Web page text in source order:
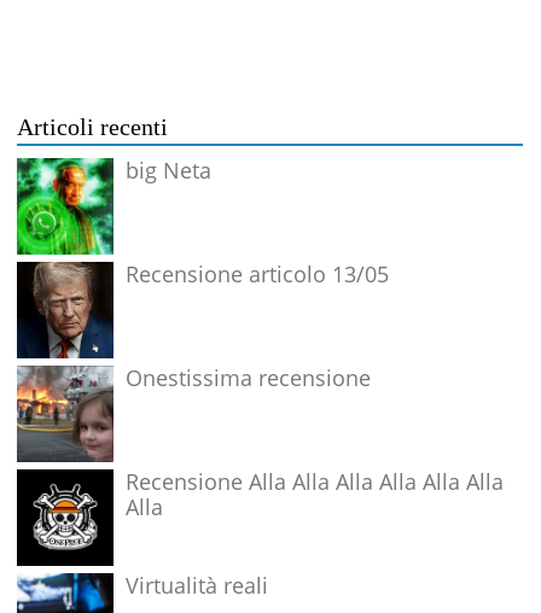
Articoli recenti
big Neta
Recensione articolo 13/05
Onestissima recensione
Recensione Alla Alla Alla Alla Alla Alla
Alla
Virtualità reali